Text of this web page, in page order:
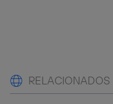
RELACIONADOS